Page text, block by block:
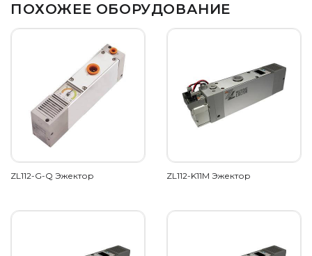
ПОХОЖЕЕ ОБОРУДОВАНИЕ
ZL112-G-Q Эжектор ZL112-K11M Эжектор